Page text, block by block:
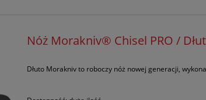
Nóż Morakniv® Chisel PRO /
Dłuto Morakniv to roboczy nóż nowej generacji,